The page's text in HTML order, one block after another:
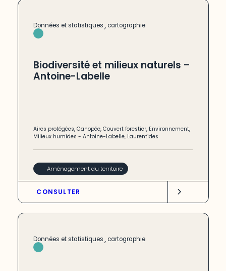
Données et statistiques, cartographie
Biodiversité et milieux naturels –
Antoine-Labelle
Aires protégées,Canopée,Couvert forestier, Environnement,
Milieux humides -Antoine-Labelle, Laurentides
Aménagement du territoire
CONSULTER
Données et statistiques, cartographie